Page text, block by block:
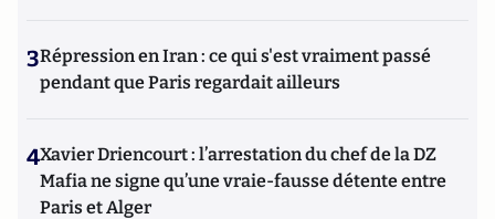
3Répression en Iran : ce qui s'est vraiment passé
pendant que Paris regardait ailleurs
4Xavier Driencourt : l’arrestation du chef de la DZ
Mafia ne signe qu’une vraie-fausse détente entre
Paris et Alger